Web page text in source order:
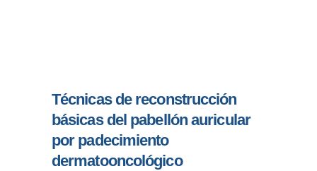
Técnicas de reconstrucción
básicas del pabellón auricular
por padecimiento
dermatooncológico